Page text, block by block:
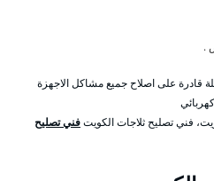
.
قادرة على اصلاح جميع مشاكل الاجهزة
فني تصليح ثلاجات الكويتفني تصليح